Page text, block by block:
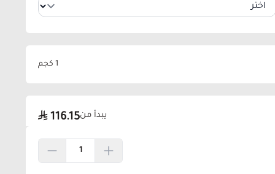
1 كجم
يبدأ من116.15